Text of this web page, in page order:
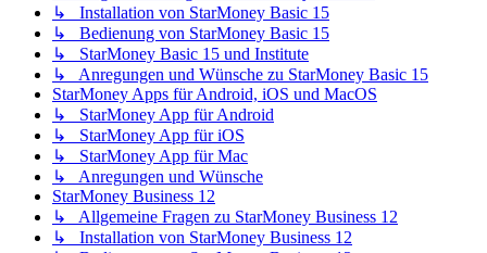
↳ Installation von StarMoney Basic 15
↳ Bedienung von StarMoney Basic 15
↳ StarMoney Basic 15 und Institute
↳ Anregungen und Wünsche zu StarMoney Basic 15
StarMoney Apps für Android, iOS und MacOS
↳ StarMoney App für Android
↳ StarMoney App für iOS
↳ StarMoney App für Mac
↳ Anregungen und Wünsche
StarMoney Business 12
↳ Allgemeine Fragen zu StarMoney Business 12
↳ Installation von StarMoney Business 12